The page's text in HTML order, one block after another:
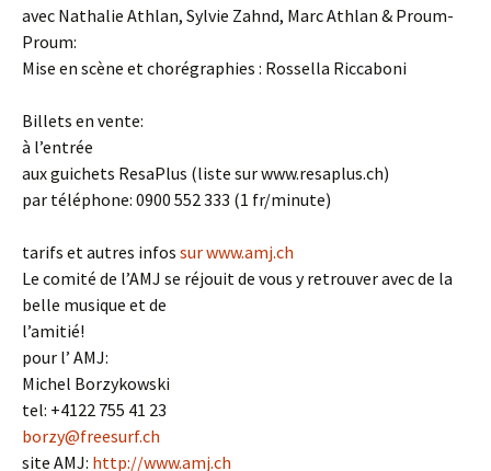
avec Nathalie Athlan, Sylvie Zahnd, Marc Athlan & Proum-
Proum:
Mise en scène et chorégraphies : Rossella Riccaboni
Billets en vente:
à l’entrée
aux guichets ResaPlus (liste sur www.resaplus.ch)
par téléphone: 0900 552 333 (1 fr/minute)
tarifs et autres infos sur www.amj.ch
Le comité de l’AMJ se réjouit de vous y retrouver avec de la
belle musique et de
l’amitié!
pour l’ AMJ:
Michel Borzykowski
tel: +4122 755 41 23
borzy@freesurf.ch
site AMJ: http://www.amj.ch